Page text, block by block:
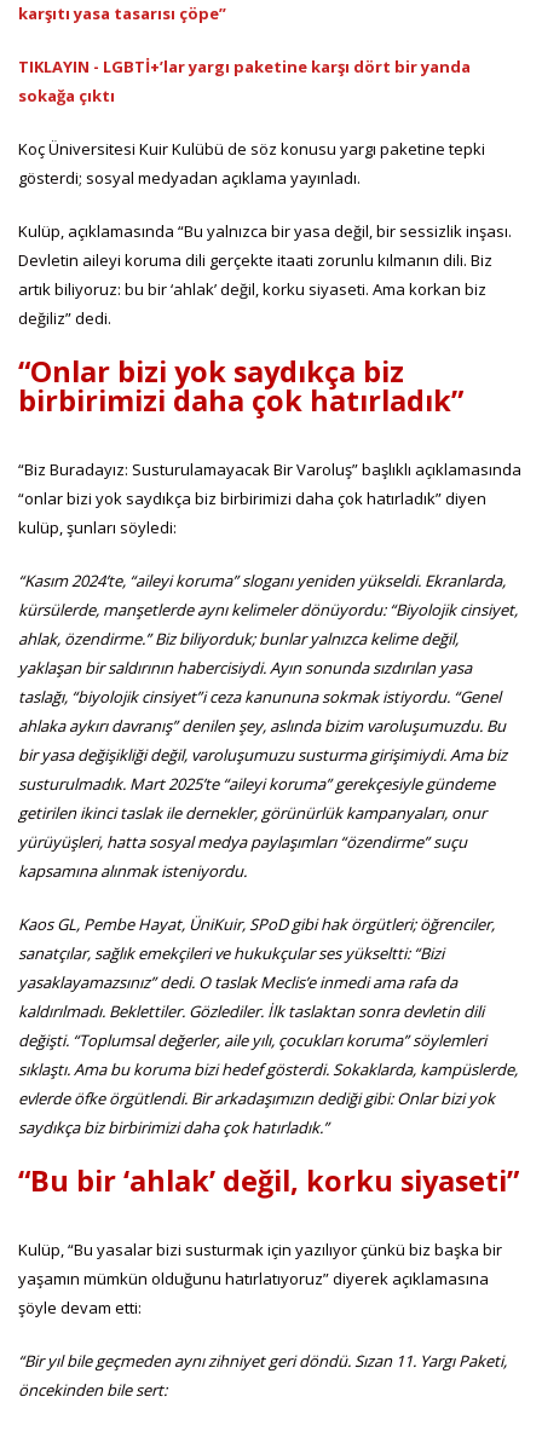
karşıtı yasa tasarısı çöpe”
TIKLAYIN - LGBTİ+’lar yargı paketine karşı dört bir yanda
sokağa çıktı
Koç Üniversitesi Kuir Kulübü de söz konusu yargı paketine tepki
gösterdi; sosyal medyadan açıklama yayınladı.
Kulüp, açıklamasında “Bu yalnızca bir yasa değil, bir sessizlik inşası.
Devletin aileyi koruma dili gerçekte itaati zorunlu kılmanın dili. Biz
artık biliyoruz: bu bir ‘ahlak’ değil, korku siyaseti. Ama korkan biz
değiliz” dedi.
“Onlar bizi yok saydıkça biz
birbirimizi daha çok hatırladık”
“Biz Buradayız: Susturulamayacak Bir Varoluş” başlıklı açıklamasında
“onlar bizi yok saydıkça biz birbirimizi daha çok hatırladık” diyen
kulüp, şunları söyledi:
“Kasım 2024’te, “aileyi koruma” sloganı yeniden yükseldi. Ekranlarda,
kürsülerde, manşetlerde aynı kelimeler dönüyordu: “Biyolojik cinsiyet,
ahlak, özendirme.” Biz biliyorduk; bunlar yalnızca kelime değil,
yaklaşan bir saldırının habercisiydi.Ayın sonunda sızdırılan yasa
taslağı, “biyolojik cinsiyet”i ceza kanununa sokmak istiyordu. “Genel
ahlaka aykırı davranış” denilen şey, aslında bizim varoluşumuzdu. Bu
bir yasa değişikliği değil, varoluşumuzu susturma girişimiydi. Ama biz
susturulmadık. Mart 2025’te “aileyi koruma” gerekçesiyle gündeme
getirilen ikinci taslak ile dernekler, görünürlük kampanyaları, onur
yürüyüşleri, hatta sosyal medya paylaşımları “özendirme” suçu
kapsamına alınmak isteniyordu.
Kaos GL, Pembe Hayat, ÜniKuir, SPoD gibi hak örgütleri; öğrenciler,
sanatçılar, sağlık emekçileri ve hukukçular ses yükseltti: “Bizi
yasaklayamazsınız” dedi. O taslak Meclis’e inmedi ama rafa da
kaldırılmadı. Beklettiler. Gözlediler. İlk taslaktan sonra devletin dili
değişti. “Toplumsal değerler, aile yılı, çocukları koruma” söylemleri
sıklaştı. Ama bu koruma bizi hedef gösterdi. Sokaklarda, kampüslerde,
evlerde öfke örgütlendi. Bir arkadaşımızın dediği gibi: Onlar bizi yok
saydıkça biz birbirimizi daha çok hatırladık.”
“Bu bir ‘ahlak’ değil, korku siyaseti”
Kulüp, “Bu yasalar bizi susturmak için yazılıyor çünkü biz başka bir
yaşamın mümkün olduğunu hatırlatıyoruz” diyerek açıklamasına
şöyle devam etti:
“Bir yıl bile geçmeden aynı zihniyet geri döndü. Sızan 11. Yargı Paketi,
öncekinden bile sert: